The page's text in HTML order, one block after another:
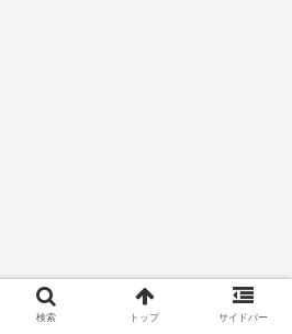
検索 トップ サイドバー